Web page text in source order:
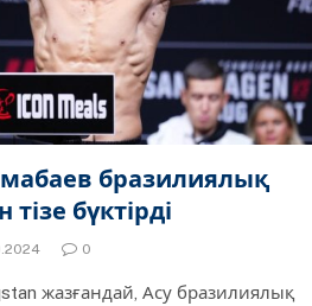
бразилиялық
бүктірді
0
жазғандай, Асу бразилиялық